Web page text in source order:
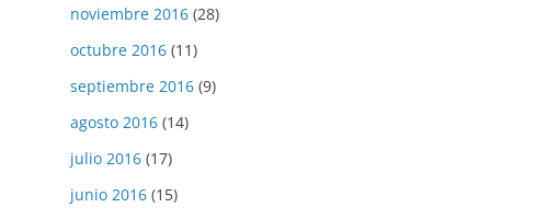
noviembre 2016 (28)
octubre 2016 (11)
septiembre 2016 (9)
agosto 2016 (14)
julio 2016 (17)
junio 2016 (15)